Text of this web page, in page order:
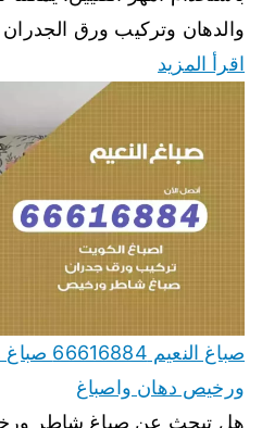
والدهان وتركيب ورق
اقرأ المزيد
صباغ
ورخيص دهان واصباغ
هل تبحث عن صباغ شاطر